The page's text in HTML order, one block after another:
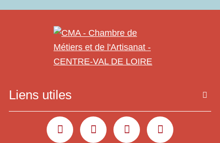
Liens utiles
YOUTUBELINKEDININSTAGRAMFACEBOOK